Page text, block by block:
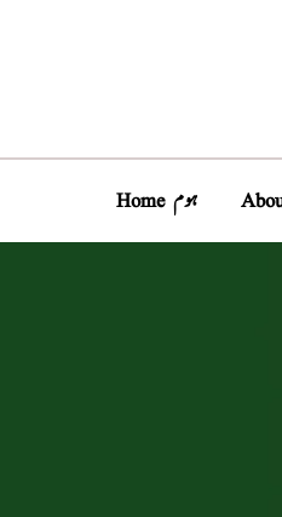
Home ہوم